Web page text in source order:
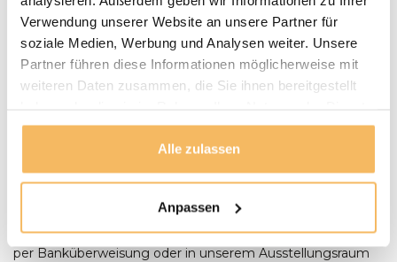
Verwendung unserer Website an unsere Partner für
soziale Medien, Werbung und Analysen weiter. Unsere
Partner führen diese Informationen möglicherweise mit
weiteren Daten zusammen, die Sie ihnen bereitgestellt
gesammelt haben.
Alle zulassen
Anpassen
Puurteak.de hat einen eigenen Lieferservice und liefert die
Möbel nach Absprache zu Ihnen nach Hause. Wir werden
Wir setzen uns mit Ihnen in Verbindung und vereinbaren
mit Ihnen einen Termin für die Lieferung. Unsere
Gartenmöbel werden bei Bedarf von unserem Fahrer
ebenerdig. Bei der Lieferung eines Baumstamm-Tisches
sollte zum Zeitpunkt der Lieferung zusätzliche Hilfe
Bestellungen ab € 500,- werden kostenlos geliefert. Sie
bezahlen, Wenn die Umstände es Ihnen unmöglich
machen, bei der Lieferung zu bezahlen, können Sie auch
per Banküberweisung oder in unserem Ausstellungsraum